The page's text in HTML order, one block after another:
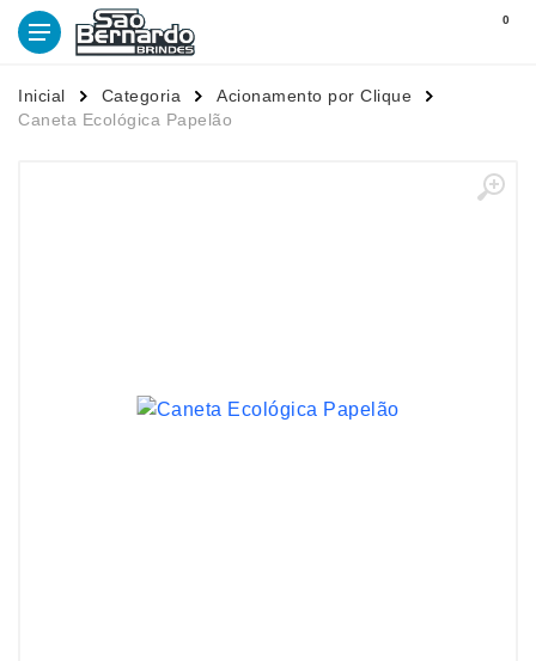
0
Inicial Categoria
Acionamento por Clique
Caneta Ecológica Papelão